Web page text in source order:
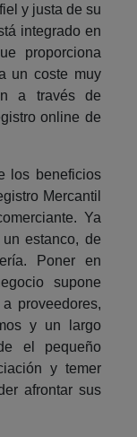
y justa de su
integrado en
proporciona
un coste muy
a través de
online de
los beneficios
Mercantil
Ya
estanco, de
Poner en
supone
proveedores,
y un largo
el pequeño
y temer
afrontar sus